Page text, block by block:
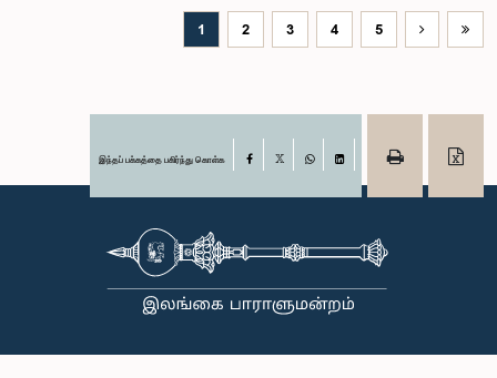
1 2 3 4 5
இந்தப் பக்கத்தை பகிர்ந்து கொள்க Facebook